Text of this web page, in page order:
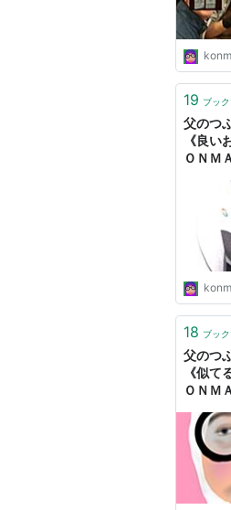
19 ブッ
父のつ
《良い
ＯＮＭ
18 ブッ
父のつ
《似て
ＯＮＭ